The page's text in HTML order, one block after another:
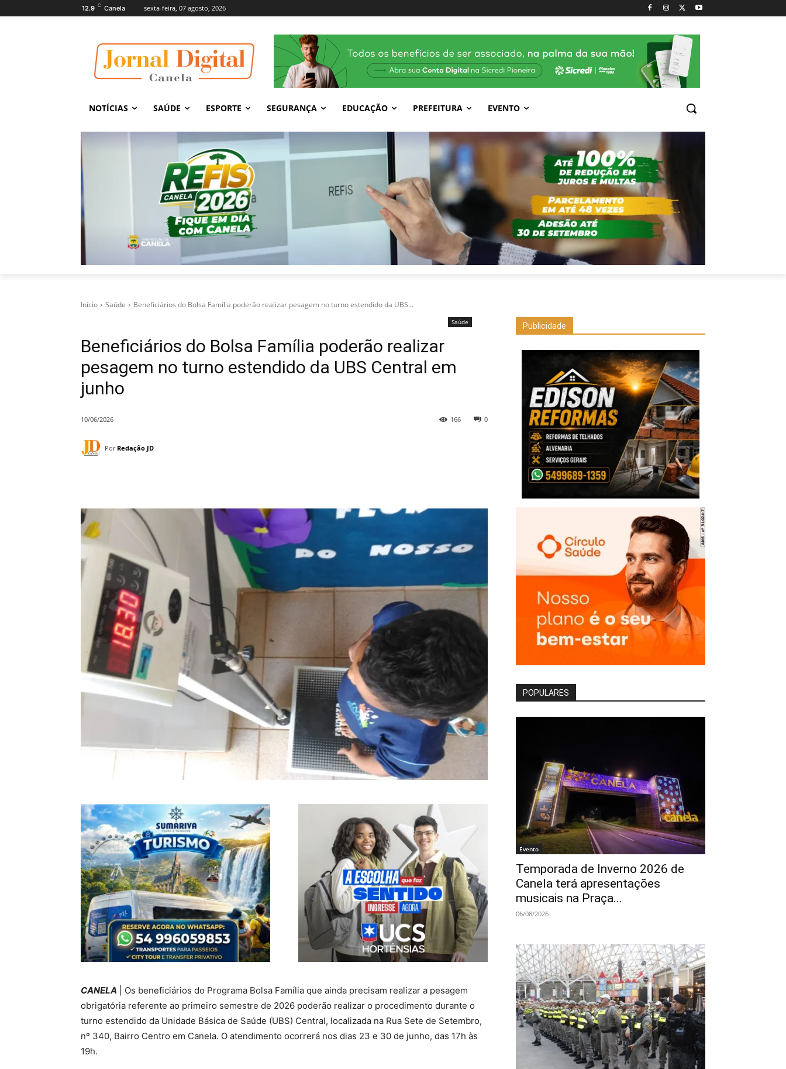
12.9 C Canela sexta-feira, 07 agosto, 2026
NOTÍCIAS SAÚDE ESPORTE SEGURANÇA EDUCAÇÃO PREFEITURA EVENTO
Início Saúde Beneficiários do Bolsa Família poderão realizar pesagem no turno estendido da UBS...
Saúde
Beneficiários do Bolsa Família poderão realizar
pesagem no turno estendido da UBS Central em
junho
10/06/2026 0
166
Por Redação JD
CANELA | Os beneficiários do Programa Bolsa Família que ainda precisam realizar a pesagem
obrigatória referente ao primeiro semestre de 2026 poderão realizar o procedimento durante o
turno estendido da Unidade Básica de Saúde (UBS) Central, localizada na Rua Sete de Setembro,
nº 340, Bairro Centro em Canela. O atendimento ocorrerá nos dias 23 e 30 de junho, das 17h às
19h.
Publicidade
POPULARES
Evento
Temporada de Inverno 2026 de
Canela terá apresentações
musicais na Praça...
06/08/2026